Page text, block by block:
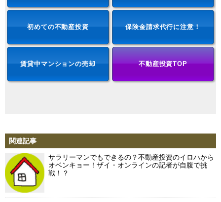
初めての不動産投資 保険金請求代行に注意！
賃貸中マンションの売却 不動産投資TOP
関連記事
サラリーマンでもできるの？不動産投資のイロハから
オベンキョー！ザイ・オンラインの記者が自腹で挑
戦！？